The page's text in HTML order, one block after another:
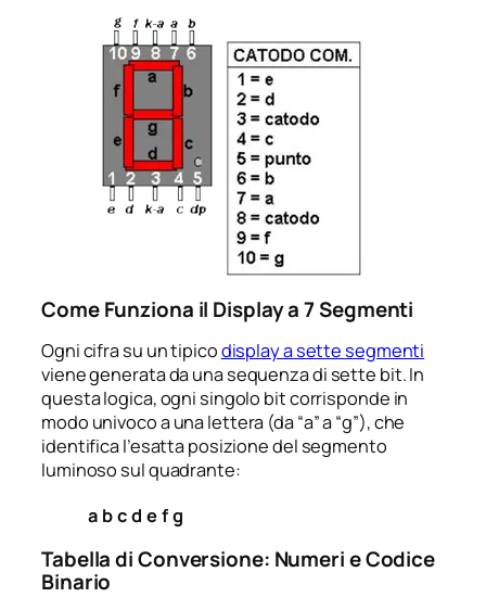
Come Funziona il Display a 7 Segmenti
Ogni cifra su un tipicodisplay a sette segmenti
viene generata da una sequenza di sette bit. In
questa logica, ogni singolo bit corrisponde in
modo univoco a una lettera (da “a” a “g”), che
identifica l’esatta posizione del segmento
luminoso sul quadrante:
a bcd efg
Tabella di Conversione: Numeri e Codice
Binario